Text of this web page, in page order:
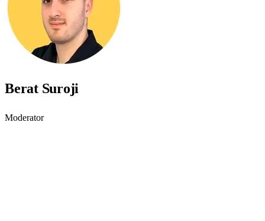
Berat Suroji
Moderator